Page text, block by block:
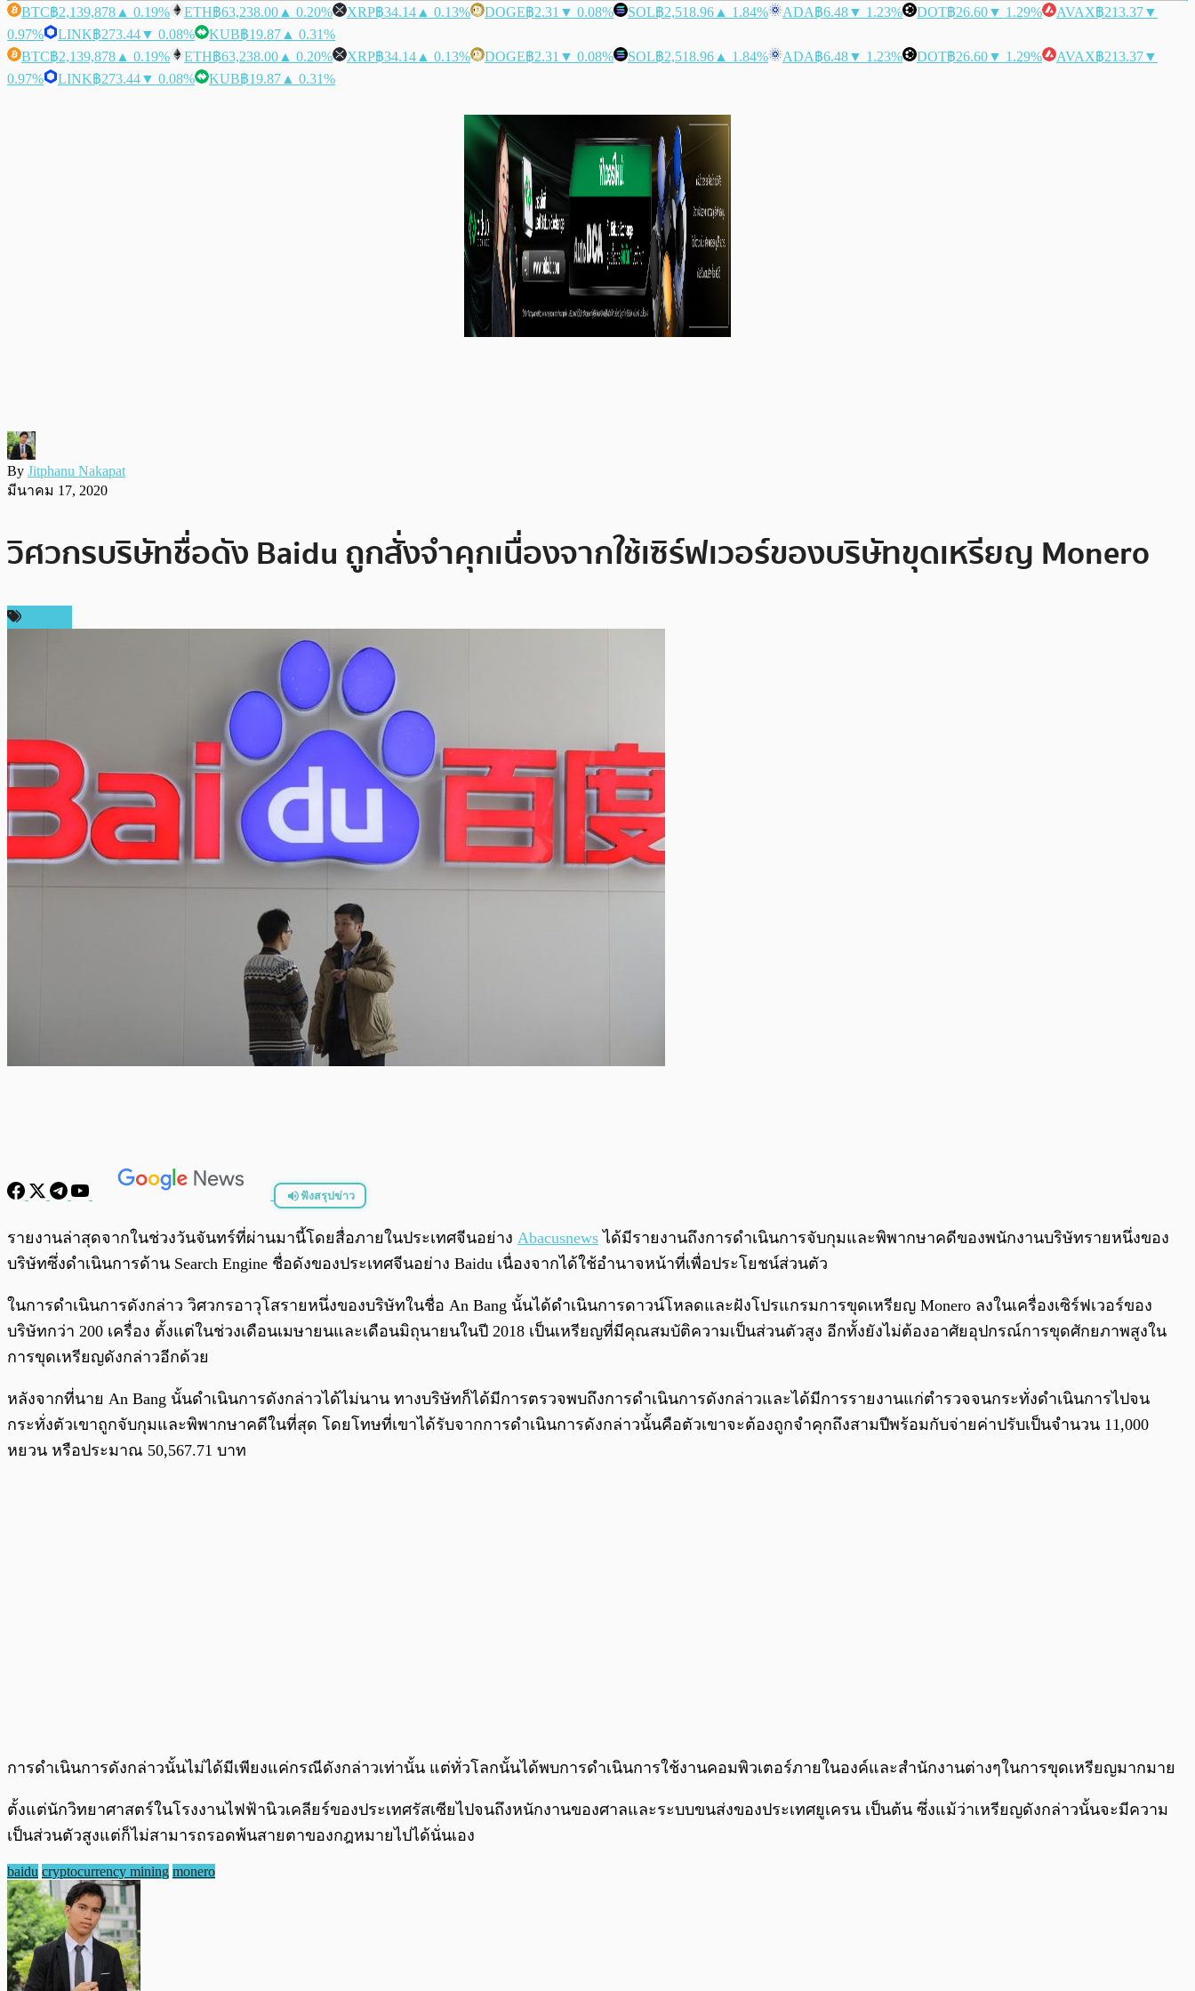
BTC฿2,139,878 ▲ 0.19% ETH฿63,238.00 ▲ 0.20% XRP฿34.14 ▲ 0.13% DOGE฿2.31 ▼ 0.08% SOL฿2,518.96 ▲ 1.84% ADA฿6.48▼ 1.23% DOT฿26.60▼ 1.29% AVAX฿213.37▼
0.97%
LINK฿273.44▼ 0.08% KUB฿19.87 ▲ 0.31%
BTC฿2,139,878 ▲ 0.19% ETH฿63,238.00 ▲ 0.20% XRP฿34.14 ▲ 0.13% DOGE฿2.31 ▼ 0.08% SOL฿2,518.96 ▲ 1.84% ADA฿6.48▼ 1.23% DOT฿26.60▼ 1.29% AVAX฿213.37▼
0.97%
LINK฿273.44▼ 0.08% KUB฿19.87 ▲ 0.31%
By Jitphanu Nakapat
มีนาคม 17, 2020
วิศวกรบริษัทชื่อดัง Baidu ถูกสั่งจำคุกเนื่องจากใช้เซิร์ฟเวอร์ของบริษัทขุดเหรียญ Monero
ฟังสรุปข่าว
พร้อมเล่น 0:00 0:00
รายงานล่าสุดจากในช่วงวันจันทร์ที่ผ่านมานี้โดยสื่อภายในประเทศจีนอย่าง Abacusnews ได้มีรายงานถึงการดำเนินการจับกุมและพิพากษาคดีของพนักงานบริษัทรายหนึ่งของ
บริษัทซึ่งดำเนินการด้าน Search Engine ชื่อดังของประเทศจีนอย่าง Baidu เนื่องจากได้ใช้อำนาจหน้าที่เพื่อประโยชน์ส่วนตัว
ในการดำเนินการดังกล่าว วิศวกรอาวุโสรายหนึ่งของบริษัทในชื่อ An Bang นั้นได้ดำเนินการดาวน์โหลดและฝังโปรแกรมการขุดเหรียญ Monero ลงในเครื่องเซิร์ฟเวอร์ของ
บริษัทกว่า 200 เครื่อง ตั้งแต่ในช่วงเดือนเมษายนและเดือนมิถุนายนในปี 2018 เป็นเหรียญที่มีคุณสมบัติความเป็นส่วนตัวสูง อีกทั้งยังไม่ต้องอาศัยอุปกรณ์การขุดศักยภาพสูงใน
การขุดเหรียญดังกล่าวอีกด้วย
หลังจากที่นาย An Bang นั้นดำเนินการดังกล่าวได้ไม่นาน ทางบริษัทก็ได้มีการตรวจพบถึงการดำเนินการดังกล่าวและได้มีการรายงานแก่ตำรวจจนกระทั่งดำเนินการไปจน
กระทั่งตัวเขาถูกจับกุมและพิพากษาคดีในที่สุด โดยโทษที่เขาได้รับจากการดำเนินการดังกล่าวนั้นคือตัวเขาจะต้องถูกจำคุกถึงสามปีพร้อมกับจ่ายค่าปรับเป็นจำนวน 11,000
หยวน หรือประมาณ 50,567.71 บาท
การดำเนินการดังกล่าวนั้นไม่ได้มีเพียงแค่กรณีดังกล่าวเท่านั้น แต่ทั่วโลกนั้นได้พบการดำเนินการใช้งานคอมพิวเตอร์ภายในองค์และสำนักงานต่างๆในการขุดเหรียญมากมาย
ตั้งแต่นักวิทยาศาสตร์ในโรงงานไฟฟ้านิวเคลียร์ของประเทศรัสเซียไปจนถึงหนักงานของศาลและระบบขนส่งของประเทศยูเครน เป็นต้น ซึ่งแม้ว่าเหรียญดังกล่าวนั้นจะมีความ
เป็นส่วนตัวสูงแต่ก็ไม่สามารถรอดพ้นสายตาของกฎหมายไปได้นั่นเอง
baidu cryptocurrency mining monero